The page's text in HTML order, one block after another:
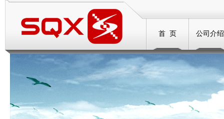
首 页 公司介绍